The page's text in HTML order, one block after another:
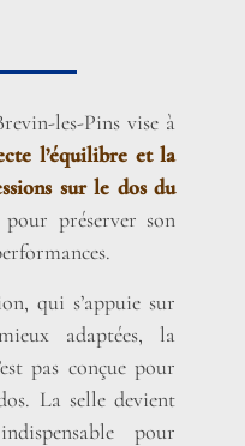
les-Pins vise à
l’équilibre et la
sur le dos du
préserver son
qui s’appuie sur
adaptées, la
pas conçue pour
La selle devient
pour